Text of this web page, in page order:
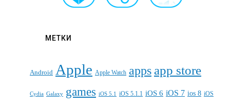
МЕТКИ
Android Apple Apple Watch apps app store
Cydia Galaxy games iOS 5.1 iOS 5.1.1 iOS 6 iOS 7 ios 8 iOS